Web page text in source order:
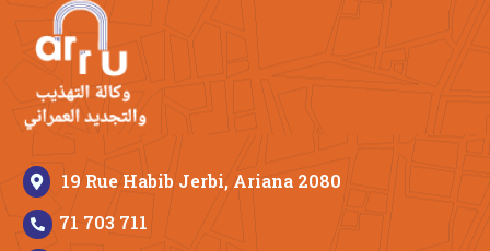
19 Rue Habib Jerbi, Ariana 2080
71 703 711